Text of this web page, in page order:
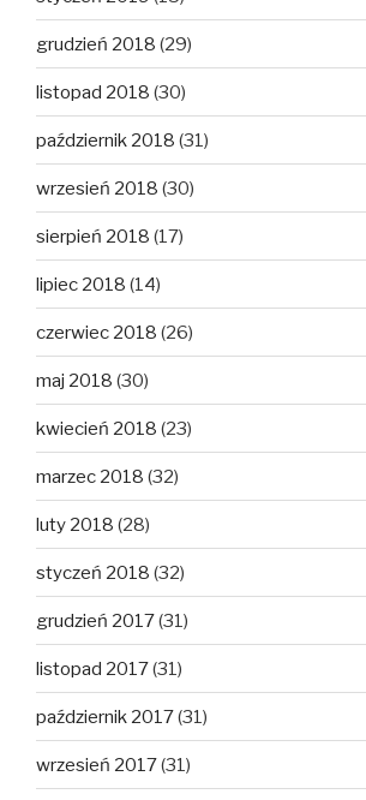
grudzień 2018 (29)
listopad 2018 (30)
październik 2018 (31)
wrzesień 2018 (30)
sierpień 2018 (17)
lipiec 2018 (14)
czerwiec 2018 (26)
maj 2018 (30)
kwiecień 2018 (23)
marzec 2018 (32)
luty 2018 (28)
styczeń 2018 (32)
grudzień 2017(31)
listopad 2017(31)
październik 2017(31)
wrzesień 2017(31)